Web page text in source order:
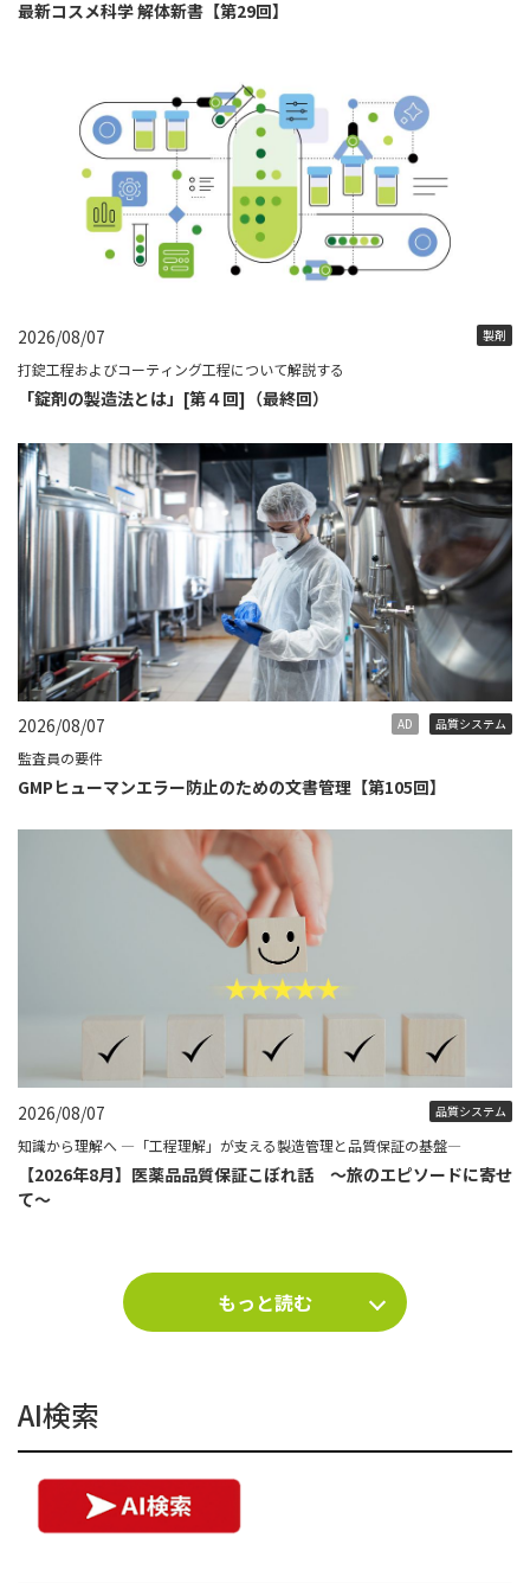
最新コスメ科学 解体新書【第29回】
2026/08/07 製剤
打錠工程およびコーティング工程について解説する
「錠剤の製造法とは」[第４回]（最終回）
2026/08/07 AD 品質システム
監査員の要件
GMPヒューマンエラー防止のための文書管理【第105回】
2026/08/07 品質システム
知識から理解へ ―「工程理解」が支える製造管理と品質保証の基盤―
【2026年8月】医薬品品質保証こぼれ話 ～旅のエピソードに寄せ
て～
もっと読む
AI検索